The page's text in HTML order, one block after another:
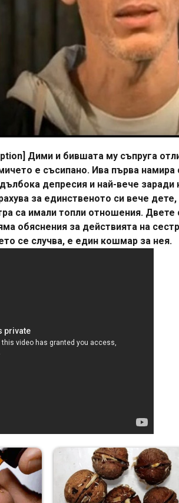
Дими и бившата му съпруга
е съсипано. Ива първа намира
депресия и най-вече
за единственото си вече
са имали топли отношения. Двете
обяснения за действията на
се случва, е един кошмар за нея.